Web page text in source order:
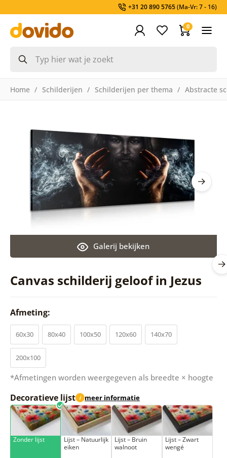
+31 20 890 5765(Ma-Vr: 7 - 16)
0
Home Schilderijen Schilderijen per thema Abstracte
Canvas schilderij geloof in Jezus
Galerij bekijken
Afmeting:
60x30 80x40 100x50 120x60 140x70
200x100
*Afmetingen worden weergegeven als breedte × hoogte
Decoratieve lijst i meer informatie
Zonder lijst
Lijst – Natuurlijk
eiken
Lijst – Bruin
walnoot
Lijst – Zwart
wengé